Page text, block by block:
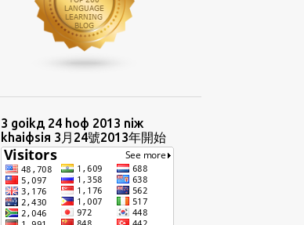
HOЯCHUФ HUANДIKЯ
HUATЯKORKФBUNЖ HUATЯTIAYNЯ
HUIФUAФ
INЯNIЖ INЯNIЖBUNЖ INЯTORФ
IRENT IДBINЖ IДSEKДLIAYTД
IЯTAIФLIФ JITФPUNЯBUNЖ
KAEФTAYNGЖ KAIЯSIAUФ
3 goikд 24 hoф 2013 niж
khaiфsiя 3月24號2013年開始